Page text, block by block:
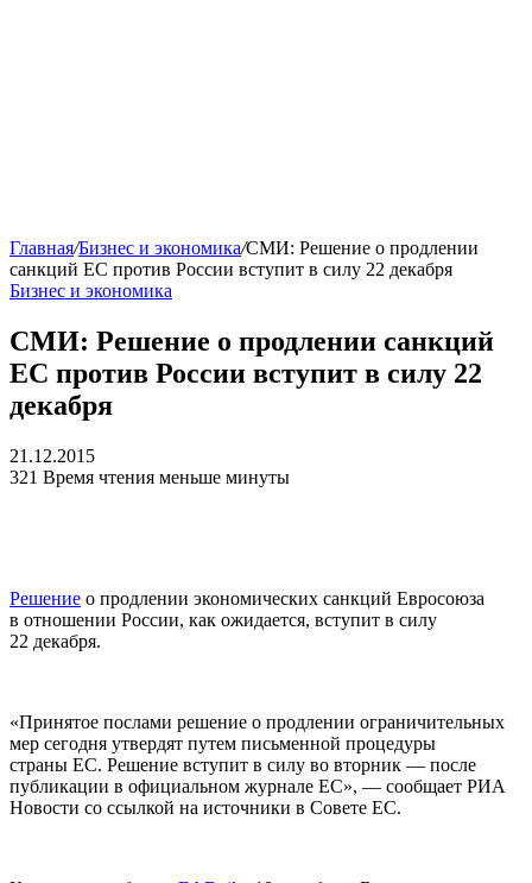
Главная/Бизнес и экономика/СМИ: Решение о продлении
санкций ЕС против России вступит в силу 22 декабря
Бизнес и экономика
СМИ: Решение о продлении санкций
ЕС против России вступит в силу 22
декабря
21.12.2015
321 Время чтения меньше минуты
Решение о продлении экономических санкций Евросоюза
в отношении России, как ожидается, вступит в силу
22 декабря.
«Принятое послами решение о продлении ограничительных
мер сегодня утвердят путем письменной процедуры
страны ЕС. Решение вступит в силу во вторник — после
публикации в официальном журнале ЕС», — сообщает РИА
Новости со ссылкой на источники в Совете ЕС.